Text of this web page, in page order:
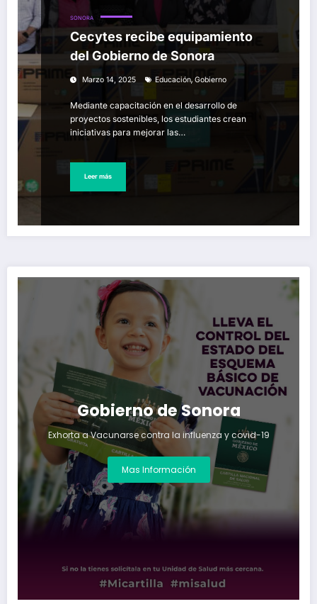
SONORA
Cecytes recibe equipamiento
del Gobierno de Sonora
Marzo 14, 2025 Educación, Gobierno
Mediante capacitación en el desarrollo de
proyectos sostenibles, los estudiantes crean
iniciativas para mejorar las…
Leer más
Gobierno de Sonora
Exhorta a Vacunarse contra la influenza y covid-19
Mas Información